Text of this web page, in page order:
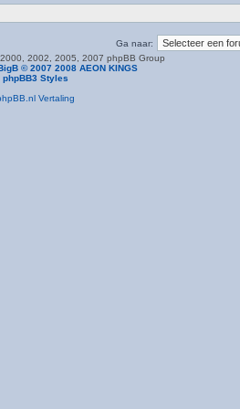
Ga naar:
2002, 2005, 2007 phpBB Group
© 2007 2008 AEON KINGS
phpBB3 Styles
Vertaling